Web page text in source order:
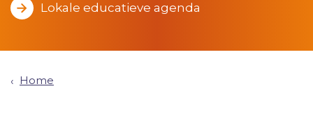
Lokale educatieve agenda
Home